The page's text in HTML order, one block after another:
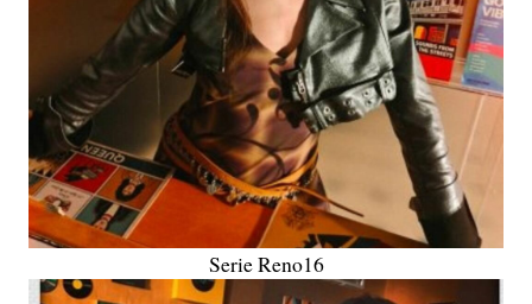
Serie Reno16